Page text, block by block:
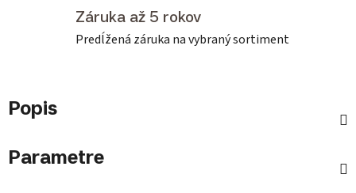
Záruka až 5 rokov
Predĺžená záruka na vybraný sortiment
Popis
Parametre